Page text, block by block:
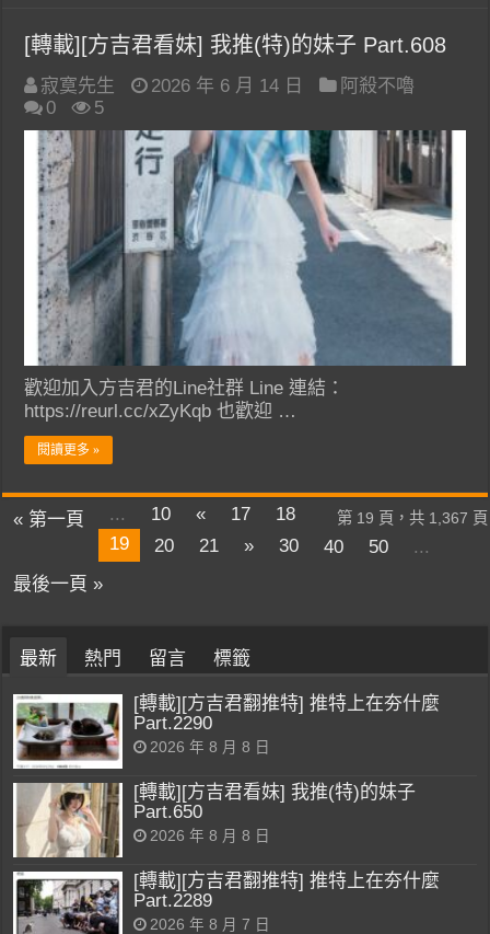
[轉載][方吉君看妹] 我推(特)的妹子 Part.608
寂寞先生 2026 年 6 月 14 日
阿殺不嚕
0
5
歡迎加入方吉君的Line社群 Line 連結：
https://reurl.cc/xZyKqb 也歡迎 …
閱讀更多 »
第 19 頁，共 1,367 頁
« 第一頁 ... 10 « 17
18
19
20 21 » 30 40 50
...
最後一頁 »
最新 熱門 留言 標籤
[轉載][方吉君翻推特] 推特上在夯什麼
Part.2290
2026 年 8 月 8 日
[轉載][方吉君看妹] 我推(特)的妹子
Part.650
2026 年 8 月 8 日
[轉載][方吉君翻推特] 推特上在夯什麼
Part.2289
2026 年 8 月 7 日